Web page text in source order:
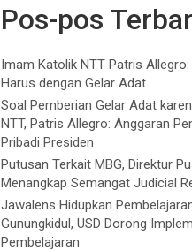
Pos-pos
Imam Katolik NTT Patris
Harus dengan Gelar Adat
Soal Pemberian Gelar Adat
NTT, Patris Allegro: Anggaran
Pribadi Presiden
Putusan Terkait MBG, Direktur
Menangkap Semangat Judicial
Jawalens Hidupkan
Gunungkidul, USD Dorong
Pembelajaran